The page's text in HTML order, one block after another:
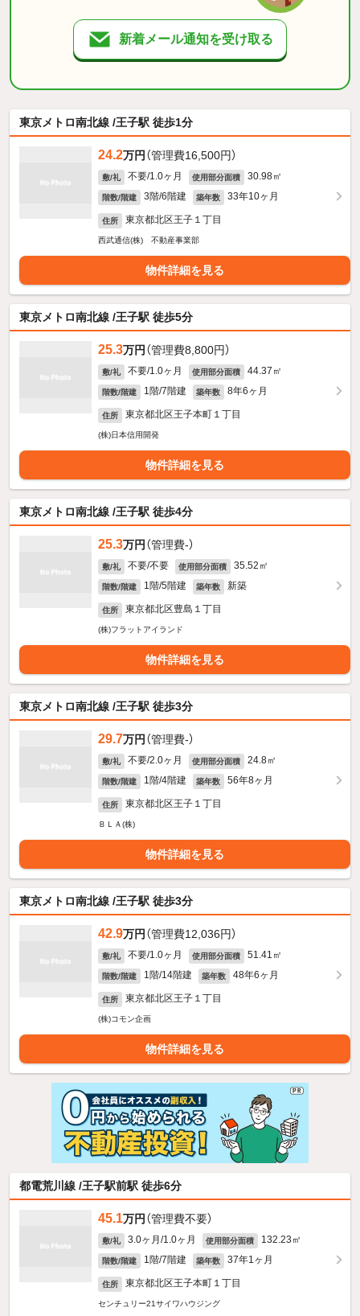
新着メール通知を受け取る
東京メトロ南北線 /王子駅 徒歩1分
24.2万円 （管理費16,500円）
敷/礼 不要/1.0ヶ月 使用部分面積 30.98㎡
階数/階建 3階/6階建 築年数 33年10ヶ月
住所 東京都北区王子１丁目
西武通信(株) 不動産事業部
物件詳細を見る
東京メトロ南北線 /王子駅 徒歩5分
25.3万円 （管理費8,800円）
敷/礼 不要/1.0ヶ月 使用部分面積 44.37㎡
階数/階建 1階/7階建 築年数 8年6ヶ月
住所 東京都北区王子本町１丁目
(株)日本信用開発
物件詳細を見る
東京メトロ南北線 /王子駅 徒歩4分
25.3万円 （管理費-）
敷/礼 不要/不要 使用部分面積 35.52㎡
階数/階建 1階/5階建 築年数 新築
住所 東京都北区豊島１丁目
(株)フラットアイランド
物件詳細を見る
東京メトロ南北線 /王子駅 徒歩3分
29.7万円 （管理費-）
敷/礼 不要/2.0ヶ月 使用部分面積 24.8㎡
階数/階建 1階/4階建 築年数 56年8ヶ月
住所 東京都北区王子１丁目
ＢＬＡ(株)
物件詳細を見る
東京メトロ南北線 /王子駅 徒歩3分
42.9万円 （管理費12,036円）
敷/礼 不要/1.0ヶ月 使用部分面積 51.41㎡
階数/階建 1階/14階建 築年数 48年6ヶ月
住所 東京都北区王子１丁目
(株)コモン企画
物件詳細を見る
都電荒川線 /王子駅前駅 徒歩6分
45.1万円 （管理費不要）
敷/礼 3.0ヶ月/1.0ヶ月 使用部分面積 132.23㎡
階数/階建 1階/7階建 築年数 37年1ヶ月
住所 東京都北区王子本町１丁目
センチュリー21サイワハウジング